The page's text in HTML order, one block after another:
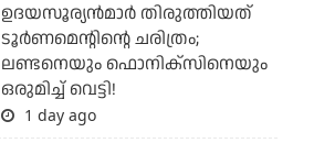
ഉദയസൂര്യന്‍മാര്‍ തിരുത്തിയത്
ടൂര്‍ണമെന്റിന്റെ ചരിത്രം;
ലണ്ടനെയും ഫൊനിക്‌സിനെയും
ഒരുമിച്ച് വെട്ടി!
1 day ago